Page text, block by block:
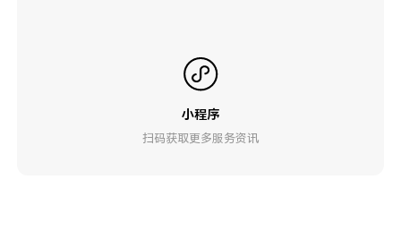
小程序
扫码获取更多服务资讯